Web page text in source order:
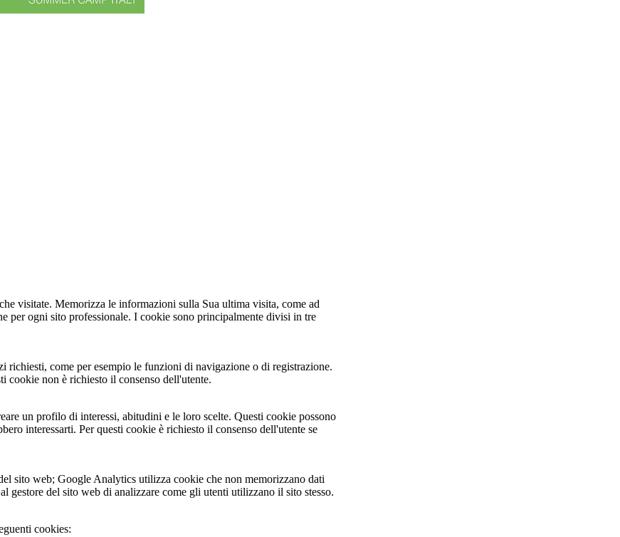
visitate. Memorizza le informazioni sulla Sua ultima visita, come ad
per ogni sito professionale. I cookie sono principalmente divisi in tre
come per esempio le funzioni di navigazione o di registrazione.
cookie non è richiesto il consenso dell'utente.
un profilo di interessi, abitudini e le loro scelte. Questi cookie possono
interessarti. Per questi cookie è richiesto il consenso dell'utente se
sito web; Google Analytics utilizza cookie che non memorizzano dati
gestore del sito web di analizzare come gli utenti utilizzano il sito stesso.
cookies: